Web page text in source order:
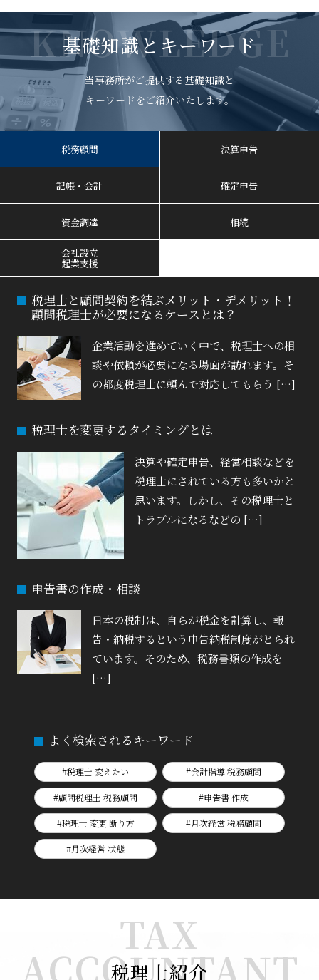
KNOWLEDGE
基礎知識とキーワード
当事務所がご提供する基礎知識と
キーワードをご紹介いたします。
税務顧問 決算申告
記帳・会計 確定申告
資金調達 相続
会社設立
起業支援
税理士と顧問契約を結ぶメリット・デメリット！
顧問税理士が必要になるケースとは？
企業活動を進めていく中で、税理士への相
談や依頼が必要になる場面が訪れます。そ
の都度税理士に頼んで対応してもらう […]
税理士を変更するタイミングとは
決算や確定申告、経営相談などを
税理士にされている方も多いかと
思います。しかし、その税理士と
トラブルになるなどの […]
申告書の作成・相談
日本の税制は、自らが税金を計算し、報
告・納税するという申告納税制度がとられ
ています。そのため、税務書類の作成を
[…]
よく検索されるキーワード
#税理士 変えたい #会計指導 税務顧問
#顧問税理士 税務顧問 #申告書 作成
#税理士 変更 断り方 #月次経営 税務顧問
#月次経営 状態
TAX
ACCOUNTANT
税理士紹介